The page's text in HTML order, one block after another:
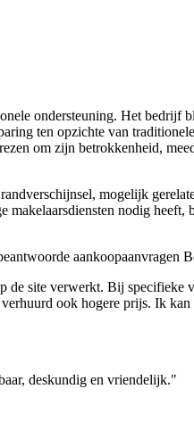
ondersteuning. Het bedrijf
ten opzichte van
om zijn betrokkenheid,
mogelijk
nodig heeft,
aankoopaanvragen
site verwerkt. Bij specifieke
ook hogere prijs. Ik
deskundig en vriendelijk."